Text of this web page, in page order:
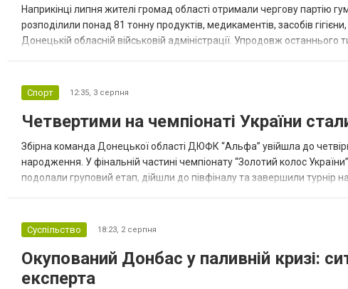
Наприкінці липня жителі громад області отримали чергову партію
розподілили понад 81 тонну продуктів, медикаментів, засобів
Донецькій обласній військовій адміністрації. Упродовж
Спорт 12:35, 3 серпня
Четвертими на чемпіонаті України
Збірна команда Донецької області ДЮФК “Альфа” увійшла до
народження. У фінальній частині чемпіонату “Золотий колос
подолали груповий етап, дійшли до півфіналу та завершили турнір
Суспільство 18:23, 2 серпня
Окупований Донбас у паливній кризі:
експерта